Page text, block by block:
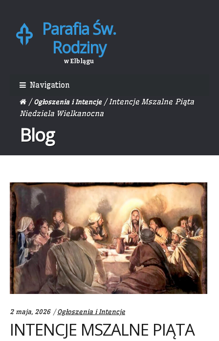
Skip
to
navigation
Skip
to
content
Parafia Św.
Rodziny
w Elblągu
Navigation
/Ogłoszenia i Intencje/ Intencje Mszalne Piąta
Niedziela Wielkanocna
Blog
2 maja, 2026 Categories:
Ogłoszenia i Intencje
INTENCJE MSZALNE PIĄTA